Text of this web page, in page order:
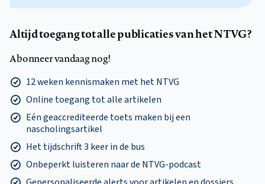
Altijd toegang tot alle publicaties van het NTVG?
Abonneer vandaag nog!
12 weken kennismaken met het NTVG
Online toegang tot alle artikelen
Eén geaccrediteerde toets maken bij een
nascholingsartikel
Het tijdschrift 3 keer in de bus
Onbeperkt luisteren naar de NTVG-podcast